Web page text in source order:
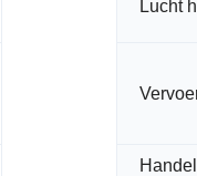
Lucht